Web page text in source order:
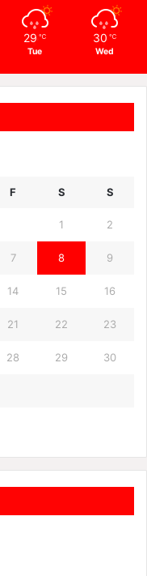
29 ℃
Tue
30 ℃
Wed
F S S
1 2
7 8 9
14 15 16
21 22 23
28 29 30